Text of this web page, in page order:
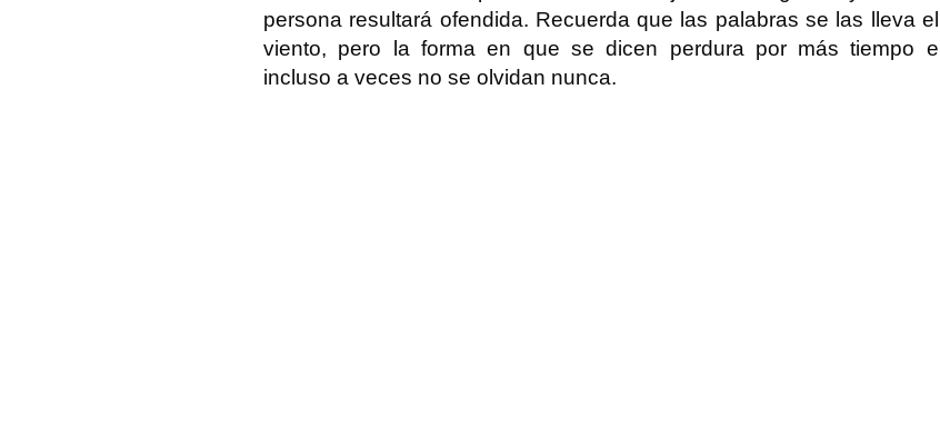
persona resultará ofendida. Recuerda que las palabras se las lleva el
viento, pero la forma en que se dicen perdura por más tiempo e
incluso a veces no se olvidan nunca.